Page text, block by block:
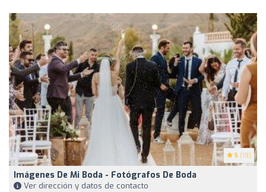
5 (19)
Imágenes De Mi Boda - Fotógrafos De Boda
Ver dirección y datos de contacto